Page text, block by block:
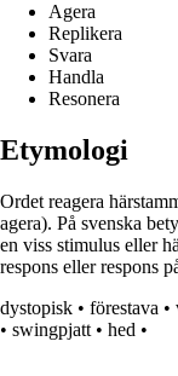
Agera
Replikera
Svara
Handla
Resonera
Etymologi
Ordet reagera
agera). På svenska
en viss stimulus eller
respons eller respons
dystopisk • förestava •
• swingpjatt • hed •